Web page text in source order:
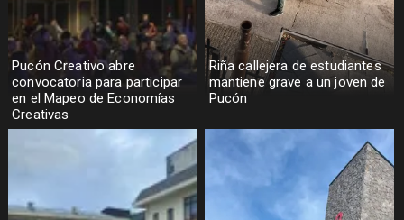
Pucón Creativo abre
convocatoria para participar
en el Mapeo de Economías
Creativas
Riña callejera de estudiantes
mantiene grave a un joven de
Pucón